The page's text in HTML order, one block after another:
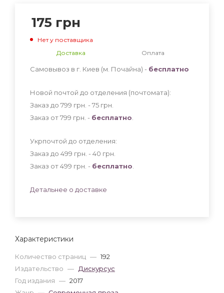
Характеристики
Количество страниц — 192
Издательство — Дискурсус
Год издания — 2017
175 грн
Нет у поставщика
Доставка
Оплата
Самовывоз в г. Киев (м. Почайна) - бесплатно
Новой почтой до отделения (почтомата):
Заказ до 799 грн. - 75 грн
Заказ от 799 грн. - бесплатно
Укрпочтой до отделения:
Заказ до 499 грн. - 40 грн
Заказ от 499 грн. - бесплатно
Детальнее о доставке